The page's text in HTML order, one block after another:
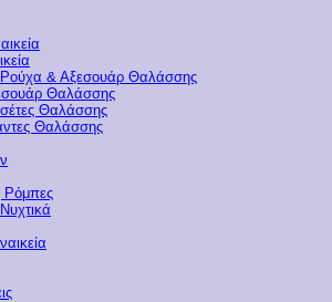
Ρούχα & Αξεσουάρ Θαλάσσης
Θαλάσσης
Θαλάσσης
Θαλάσσης
Ρόμπες